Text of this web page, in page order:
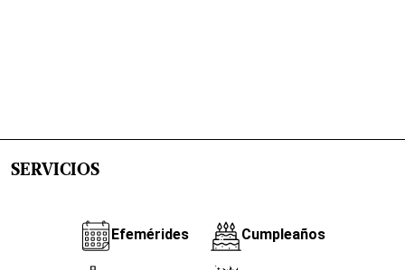
SERVICIOS
Efemérides Cumpleaños